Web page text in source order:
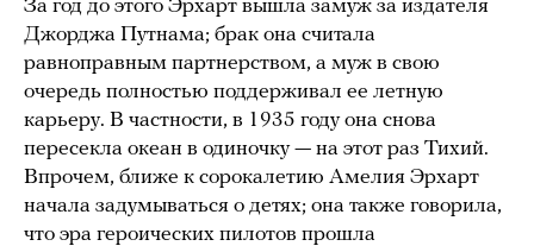
За год до этого Эрхарт вышла замуж за издателя
Джорджа Путнама; брак она считала
равноправным партнерством, а муж в свою
очередь полностью поддерживал ее летную
карьеру. В частности, в 1935 году она снова
пересекла океан в одиночку — на этот раз Тихий.
Впрочем, ближе к сорокалетию Амелия Эрхарт
начала задумываться о детях; она также говорила,
что эра героических пилотов прошла